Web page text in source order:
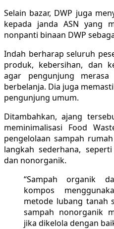
Selain bazar, DWP juga
kepada janda ASN yang
nonpanti binaan DWP
Indah berharap seluruh
produk, kebersihan, dan
agar pengunjung
berbelanja. Dia juga
pengunjung umum.
Ditambahkan, ajang
meminimalisasi Food
pengelolaan sampah
langkah sederhana,
dan nonorganik.
“Sampah organik
kompos
metode lubang tanah
sampah nonorganik
jika dikelola dengan